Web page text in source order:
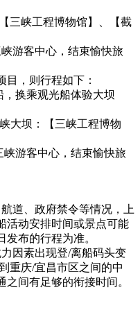
工程博物馆】、【截
客中心，结束愉快旅
目，则行程如下：
换乘观光船体验大坝
大坝：【三峡工程博物
游客中心，结束愉快旅
道、政府禁令等情况，上
活动安排时间或景点可能
布的行程为准。
因素出现登/离船码头变
重庆/宜昌市区之间的中
间有足够的衔接时间。